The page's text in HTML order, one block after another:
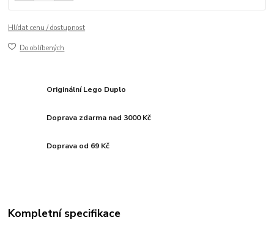
Hlídat cenu / dostupnost
Do oblíbených
Originální Lego Duplo
Doprava zdarma nad 3000 Kč
Doprava od 69 Kč
Kompletní specifikace